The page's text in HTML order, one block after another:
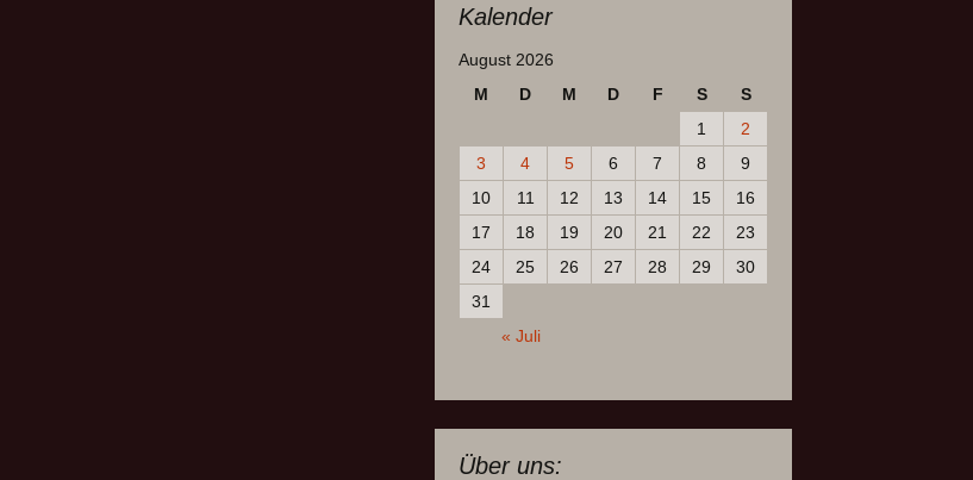
Kalender
August 2026
M
D M D F S
S
1
2
3
4 5 6 7 8
9
10
11 12 13 14 15
16
17
18 19 20 21 22
23
24
25 26 27 28 29
30
31
« Juli
Über uns: